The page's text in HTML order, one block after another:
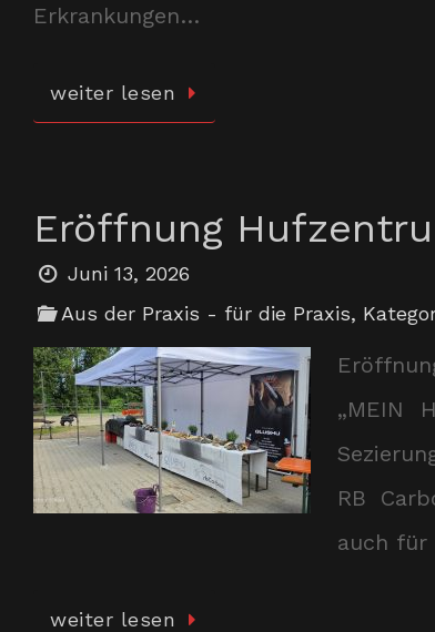
Erkrankungen…
weiter lesen
Eröffnung
Juni 13, 2026
Aus der Praxis - für die Praxis,
„MEIN
RB
auch für
weiter lesen